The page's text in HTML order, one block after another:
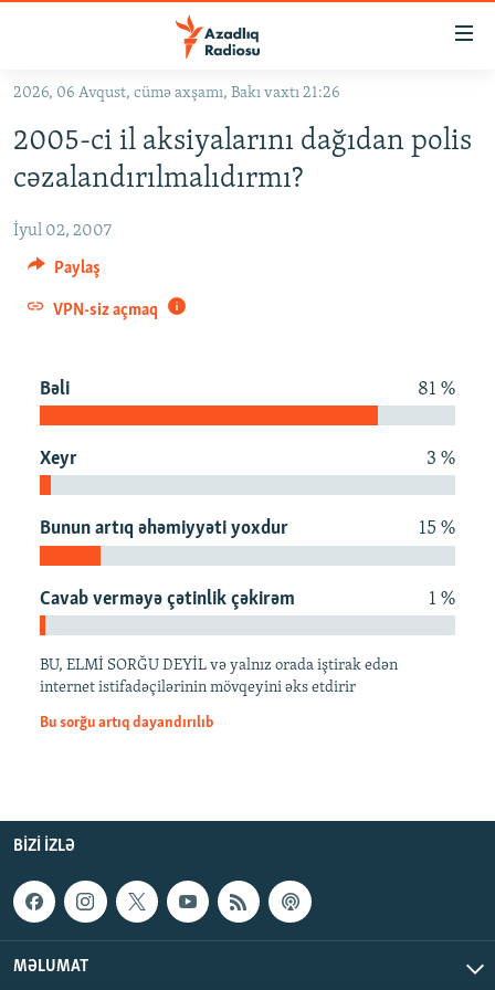
Əsas
qayıt
Əsas
qayıt
Axtarışa
#ƏSLINDƏ
FƏRQƏ BAX
QANUNI DOĞRU
MULTIMEDIA
FOTOQALEREYA
OXU ZALI
AZƏRBAYCAN ƏDƏBIYYATI KITABXANASI
İZ - MƏDƏNIYYƏT PROQRAMI
HAQQIMIZDA
MATERIALLARIMIZDAN ISTIFADƏ
AZADLIQRADIOSU MOBIL TELEFONUNUZDA
BIZIMLƏ ƏLAQƏ
XƏBƏR BÜLLETENLƏRIMIZ
BIZI IZLƏ
RFE/RL-in bütün saytları
2026, 06 Avqust, cümə axşamı, Bakı vaxtı 21:26
2005-ci il aksiyalarını dağıdan polis
cəzalandırılmalıdırmı?
İyul 02, 2007
Paylaş
VPN-siz açmaq
Bəli 81 %
Xeyr 3 %
Bunun artıq əhəmiyyəti yoxdur 15 %
Cavab verməyə çətinlik çəkirəm 1 %
BU, ELMİ SORĞU DEYİL və yalnız orada iştirak edən
internet istifadəçilərinin mövqeyini əks etdirir
Bu sorğu artıq dayandırılıb
BIZI IZLƏ
MƏLUMAT